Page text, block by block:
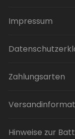
Impressum
Zahlungsarten
Hinweise zur